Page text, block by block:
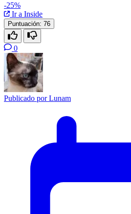
-25%
Ir a Inside
Puntuación: 76
0
Publicado porLunam